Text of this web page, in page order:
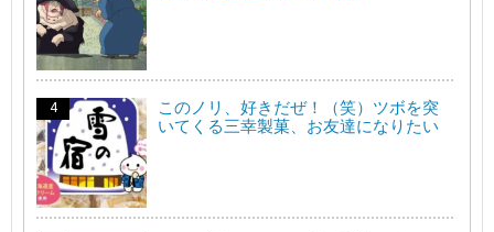
このノリ、好きだぜ！（笑）ツボを突
いてくる三幸製菓、お友達になりたい